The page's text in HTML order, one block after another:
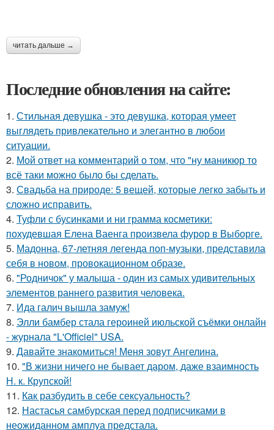
читать дальше →
Последние обновления на сайте:
1. Стильная девушка - это девушка, которая умеет
выглядеть привлекательно и элегантно в любои
ситуации.
2. Мой ответ на комментарий о том, что "ну маникюр то
всё таки можно было бы сделать.
3. Свадьба на природе: 5 вещей, которые легко забыть и
сложно исправить.
4. Туфли с бусинками и ни грамма косметики:
похудевшая Елена Ваенга произвела фурор в Выборге.
5. Мадонна, 67-летняя легенда поп-музыки, представила
себя в новом, провокационном образе.
6. "Родничок" у малыша - один из самых удивительных
элементов раннего развития человека.
7. Ида галич вышла замуж!
8. Элли бамбер стала героиней июльской съёмки онлайн
- журнала "L'Officiel" USA.
9. Давайте знакомиться! Меня зовут Ангелина.
10. "В жизни ничего не бывает даром, даже взаимность
Н. к. Крупской!
11. Как разбудить в себе сексуальность?
12. Настасья самбурская перед подписчиками в
неожиданном амплуа предстала.